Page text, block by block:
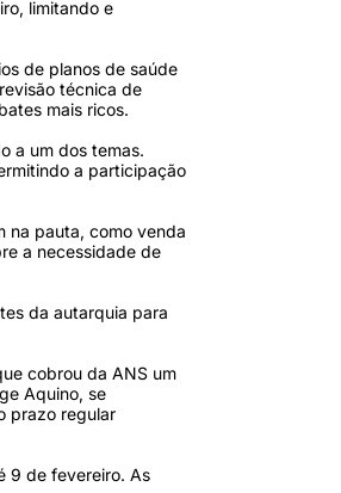
limitando e
de planos de saúde
técnica de
mais ricos.
a um dos temas.
a participação
na pauta, como venda
a necessidade de
da autarquia para
cobrou da ANS um
Aquino, se
prazo regular
9 de fevereiro. As